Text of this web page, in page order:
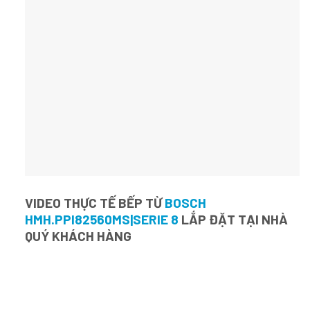
VIDEO THỰC TẾ BẾP TỪBOSCH
HMH.PPI82560MS|SERIE 8 LẮP ĐẶT TẠI NHÀ
QUÝ KHÁCH HÀNG